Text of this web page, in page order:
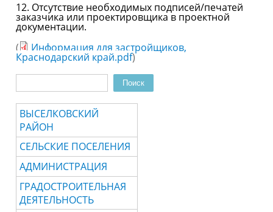
12. Отсутствие необходимых подписей/печатей
заказчика или проектировщика в проектной
документации.
(
Информация для застройщиков,
Краснодарский край.pdf)
Поиск
ВЫСЕЛКОВСКИЙ
РАЙОН
СЕЛЬСКИЕ ПОСЕЛЕНИЯ
АДМИНИСТРАЦИЯ
ГРАДОСТРОИТЕЛЬНАЯ
ДЕЯТЕЛЬНОСТЬ